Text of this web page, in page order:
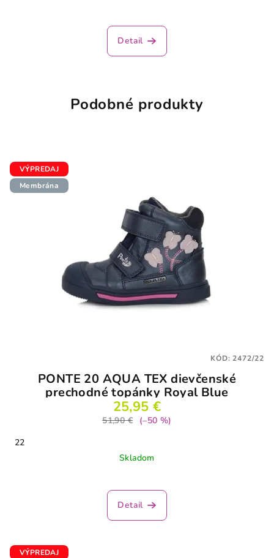
Detail
Podobné produkty
VÝPREDAJ
Membrána
PONTE 20 AQUA TEX dievčenské
prechodné topánky Royal Blue
25,95 €
51,90 €
(–50 %)
22
Skladom
Detail
KÓD:2472/22
VÝPREDAJ